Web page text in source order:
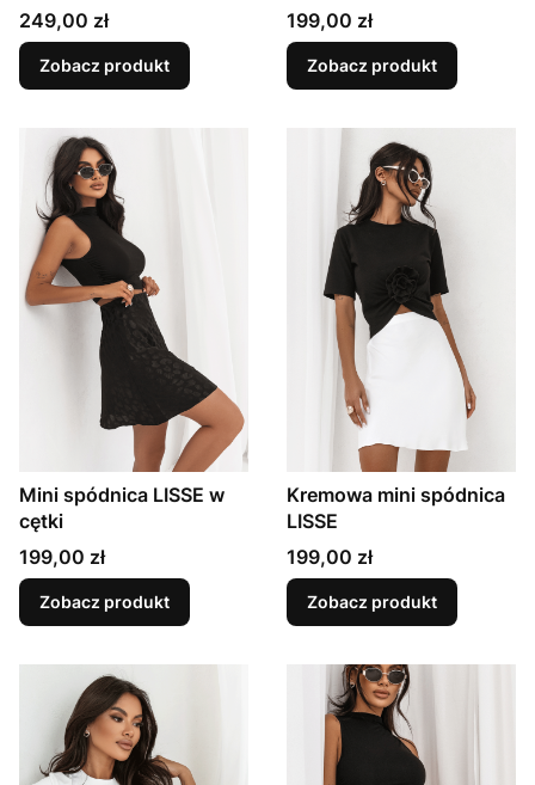
Cena
249,00 zł
Zobacz produkt
Cena
199,00 zł
Zobacz produkt
Mini spódnica LISSE w
cętki
Cena
199,00 zł
Zobacz produkt
Kremowa mini spódnica
LISSE
Cena
199,00 zł
Zobacz produkt